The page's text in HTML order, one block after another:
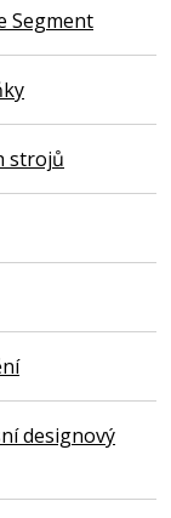
Segment
strojů
designový